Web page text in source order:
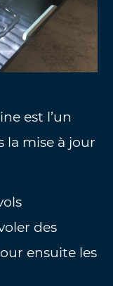
est l’un
la mise à jour
des
ensuite les